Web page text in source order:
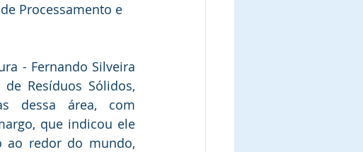
Processamento e
- Fernando Silveira
Resíduos Sólidos,
dessa área, com
que indicou ele
ao redor do mundo,